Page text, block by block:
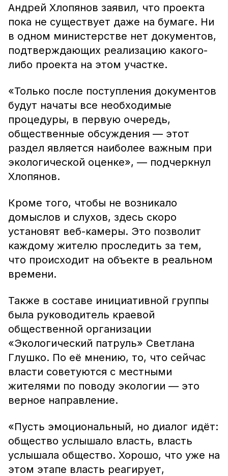
Андрей Хлопянов заявил, что проекта
пока не существует даже на бумаге. Ни
в одном министерстве нет документов,
подтверждающих реализацию какого-
либо проекта на этом участке.
«Только после поступления документов
будут начаты все необходимые
процедуры, в первую очередь,
общественные обсуждения — этот
раздел является наиболее важным при
экологической оценке», — подчеркнул
Хлопянов.
Кроме того, чтобы не возникало
домыслов и слухов, здесь скоро
установят веб-камеры. Это позволит
каждому жителю проследить за тем,
что происходит на объекте в реальном
времени.
Также в составе инициативной группы
была руководитель краевой
общественной организации
«Экологический патруль» Светлана
Глушко. По её мнению, то, что сейчас
власти советуются с местными
жителями по поводу экологии — это
верное направление.
«Пусть эмоциональный, но диалог идёт:
общество услышало власть, власть
услышала общество. Хорошо, что уже на
этом этапе власть реагирует,